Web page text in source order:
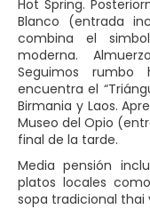
Hot Spring.
Blanco (entrada
combina el
moderna.
Seguimos
encuentra el
Birmania y Laos.
Museo del Opio
final de la tarde.
Media pensión
platos locales
sopa tradicional thai